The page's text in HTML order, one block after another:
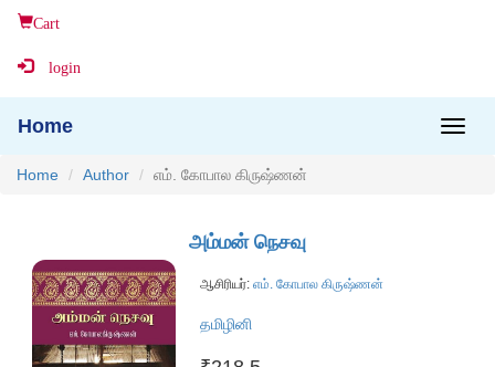
Cart
login
Home
Home Author எம். கோபால கிருஷ்ணன்
அம்மன் நெசவு
ஆசிரியர்: எம். கோபால கிருஷ்ணன்
தமிழினி